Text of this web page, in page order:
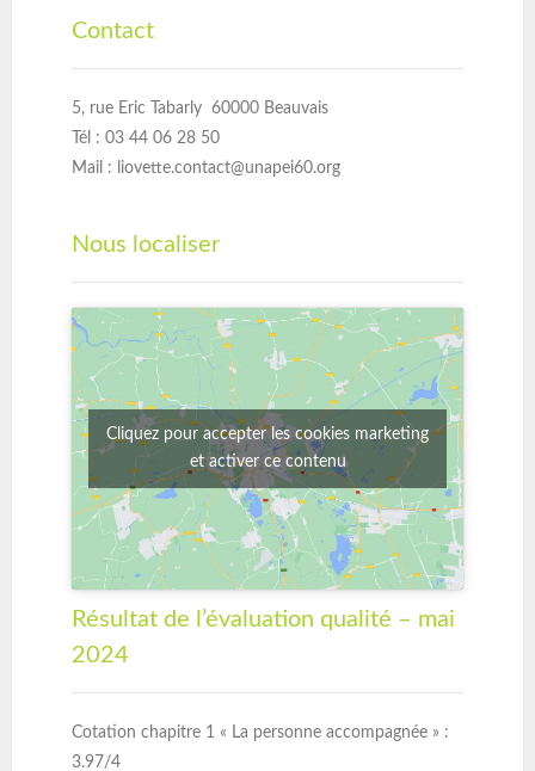
Contact
5, rue Eric Tabarly 60000 Beauvais
Tél : 03 44 06 28 50
Mail :
liovette.contact@unapei60.org
Nous localiser
Cliquez pour accepter les cookies marketing
et activer ce contenu
Résultat de l’évaluation qualité – mai
2024
Cotation chapitre 1 « La personne accompagnée » :
3.97/4